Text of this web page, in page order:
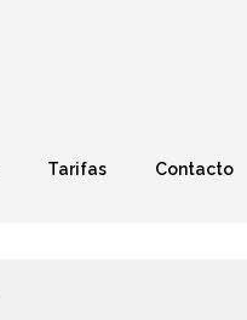
Tarifas Contacto